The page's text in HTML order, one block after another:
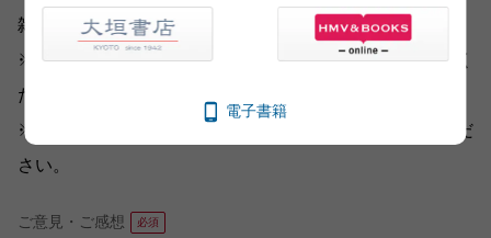
雑誌広告などに掲載させていただく場合がございます。
※いただいた内容へのご返信は致しかねますのでご了承く
ださい。
※ご意見・ご感想以外は、
から各部門にお送りくだ
さい。
ご意見・ご感想
電子書籍